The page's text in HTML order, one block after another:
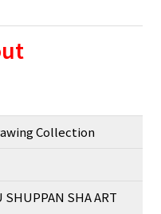
Collection
SHA ART